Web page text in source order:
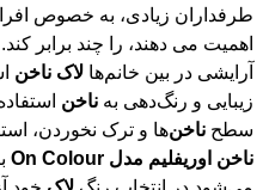
آرایشی در بین خانم‌ها لاک ناخن
زیبایی و رنگ‌دهی به ناخن
سطح ناخن‌ها و ترک نخوردن،
ناخن اوریفلیم مدل On Colour